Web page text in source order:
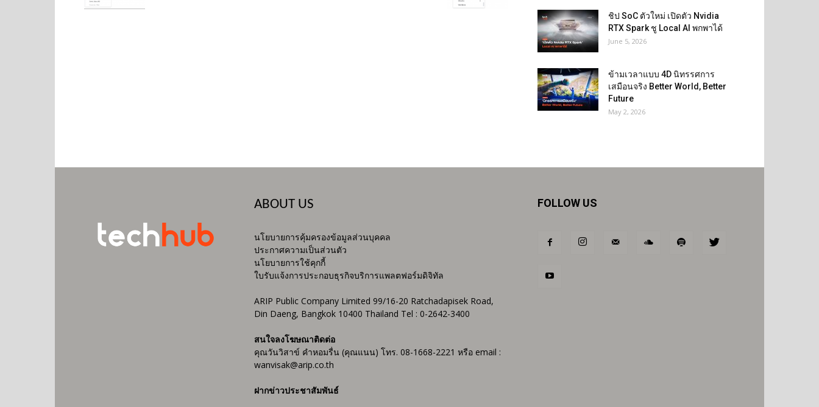
ชิป SoC ตัวใหม่ เปิดตัว Nvidia
RTX Spark ชู Local AI พกพาได้
June 5, 2026
ข้ามเวลาแบบ 4D นิทรรศการ
เสมือนจริง Better World, Better
Future
May 2, 2026
ABOUT US
นโยบายการคุ้มครองข้อมูลส่วนบุคคล
ประกาศความเป็นส่วนตัว
นโยบายการใช้คุกกี้
ใบรับแจ้งการประกอบธุรกิจบริการแพลตฟอร์มดิจิทัล
ARIP Public Company Limited 99/16-20 Ratchadapisek Road,
Din Daeng, Bangkok 10400 Thailand Tel : 0-2642-3400
สนใจลงโฆษณาติดต่อ
คุณวันวิสาข์ คำหอมรื่น (คุณแนน) โทร. 08-1668-2221 หรือ email :
wanvisak@arip.co.th
ฝากข่าวประชาสัมพันธ์
FOLLOW US